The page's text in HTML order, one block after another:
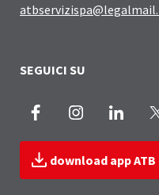
SEGUICI SU
Facebook Instagram
download app